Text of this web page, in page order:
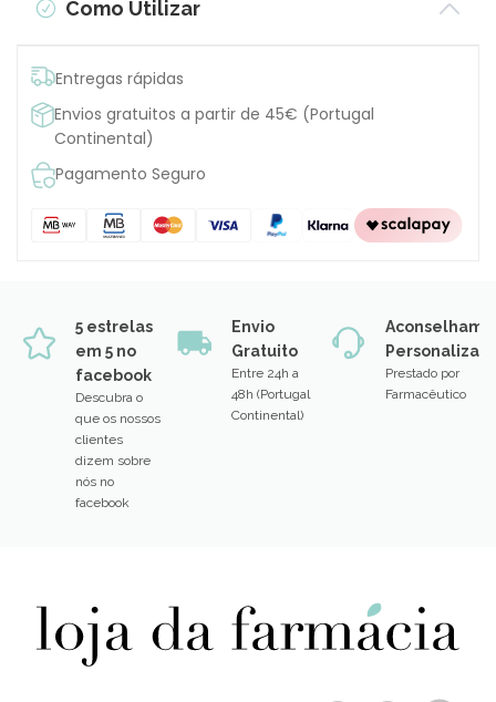
Como Utilizar
Entregas rápidas
Envios gratuitos a partir de 45€ (Portugal
Continental)
Pagamento Seguro
5 estrelas
em 5 no
facebook
Descubra o
que os nossos
clientes
dizem sobre
nós no
facebook
Envio
Gratuito
Entre 24h a
48h (Portugal
Continental)
Prestado por
Farmacêutico